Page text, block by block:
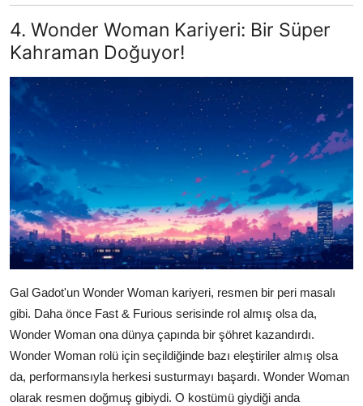
4. Wonder Woman Kariyeri: Bir Süper
Kahraman Doğuyor!
Gal Gadot'un Wonder Woman kariyeri, resmen bir peri masalı
gibi. Daha önce Fast & Furious serisinde rol almış olsa da,
Wonder Woman ona dünya çapında bir şöhret kazandırdı.
Wonder Woman rolü için seçildiğinde bazı eleştiriler almış olsa
da, performansıyla herkesi susturmayı başardı. Wonder Woman
olarak resmen doğmuş gibiydi. O kostümü giydiği anda